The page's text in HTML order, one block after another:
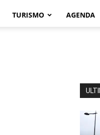
TURISMO AGENDA